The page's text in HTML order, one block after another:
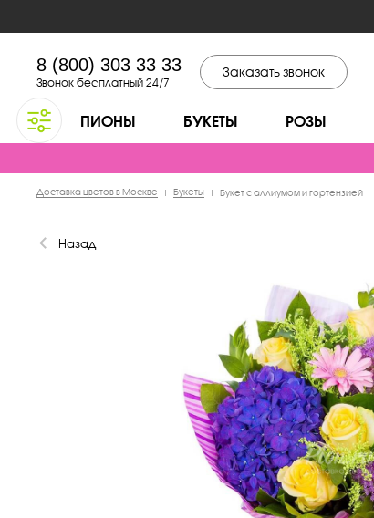
8 (800) 303 33 33
Звонок бесплатный 24/7
Заказать звонок
ПИОНЫ БУКЕТЫ РОЗЫ
Доставка цветов в Москве | Букеты | Букет с аллиумом и гортензией
Назад